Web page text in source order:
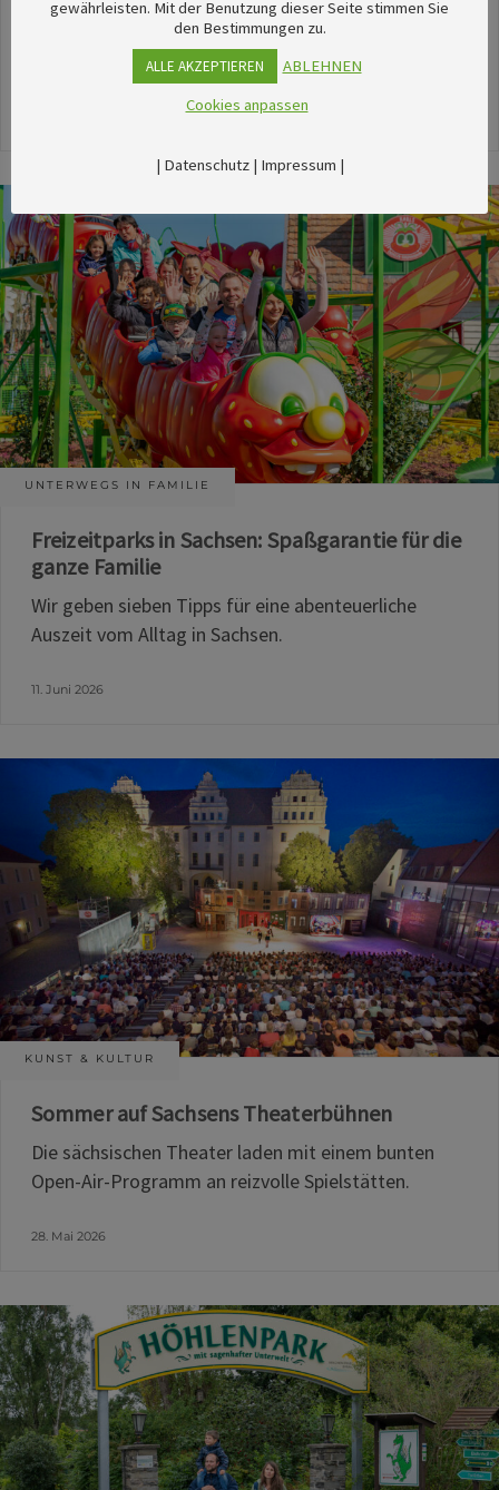
stimmungsvolle Veranstaltungen im August
herausgesucht.
UNTERWEGS IN FAMILIE
Freizeitparks in Sachsen: Spaßgarantie für die
ganze Familie
Wir geben sieben Tipps für eine abenteuerliche
Auszeit vom Alltag in Sachsen.
11. Juni 2026
KUNST & KULTUR
Sommer auf Sachsens Theaterbühnen
Die sächsischen Theater laden mit einem bunten
Open-Air-Programm an reizvolle Spielstätten.
28. Mai 2026
gewährleisten. Mit der Benutzung dieser Seite stimmen Sie
den Bestimmungen zu.
ALLE AKZEPTIEREN
ABLEHNEN
Cookies anpassen
| Datenschutz| Impressum |